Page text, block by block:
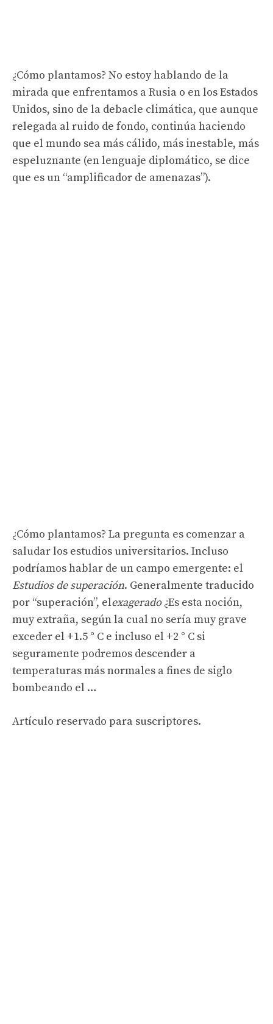
¿Cómo plantamos? No estoy hablando de la
mirada que enfrentamos a Rusia o en los Estados
Unidos, sino de la debacle climática, que aunque
relegada al ruido de fondo, continúa haciendo
que el mundo sea más cálido, más inestable, más
espeluznante (en lenguaje diplomático, se dice
que es un “amplificador de amenazas”).
¿Cómo plantamos? La pregunta es comenzar a
saludar los estudios universitarios. Incluso
podríamos hablar de un campo emergente: el
Estudios de superación. Generalmente traducido
por “superación”, elexagerado¿Es esta noción,
muy extraña, según la cual no sería muy grave
exceder el +1.5 ° C e incluso el +2 ° C si
seguramente podremos descender a
temperaturas más normales a fines de siglo
bombeando el …
Artículo reservado para suscriptores.